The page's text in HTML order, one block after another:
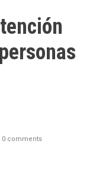
0 comments